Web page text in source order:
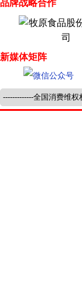
品牌战略合作
新媒体矩阵